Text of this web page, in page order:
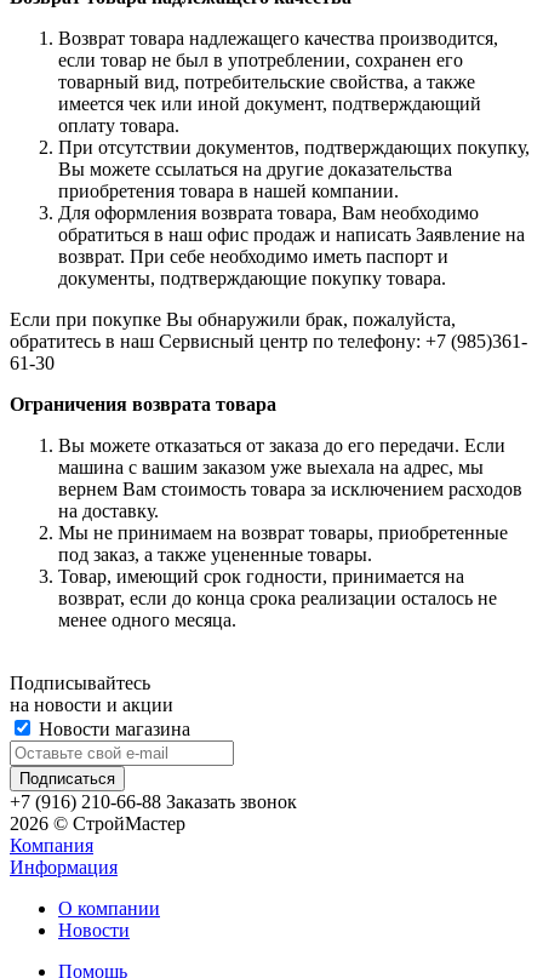
Возврат товара надлежащего качества производится,
если товар не был в употреблении, сохранен его
товарный вид, потребительские свойства, а также
имеется чек или иной документ, подтверждающий
оплату товара.
При отсутствии документов, подтверждающих покупку,
Вы можете ссылаться на другие доказательства
приобретения товара в нашей компании.
Для оформления возврата товара, Вам необходимо
обратиться в наш офис продаж и написать Заявление на
возврат. При себе необходимо иметь паспорт и
документы, подтверждающие покупку товара.
Если при покупке Вы обнаружили брак, пожалуйста,
обратитесь в наш Сервисный центр по телефону: +7 (985)361-
61-30
Ограничения возврата товара
Вы можете отказаться от заказа до его передачи. Если
машина с вашим заказом уже выехала на адрес, мы
вернем Вам стоимость товара за исключением расходов
на доставку.
Мы не принимаем на возврат товары, приобретенные
под заказ, а также уцененные товары.
Товар, имеющий срок годности, принимается на
возврат, если до конца срока реализации осталось не
менее одного месяца.
Подписывайтесь
на новости и акции
Новости магазина
+7 (916) 210-66-88 Заказать звонок
2026 © СтройМастер
Компания
Информация
О компании
Новости
Помощь